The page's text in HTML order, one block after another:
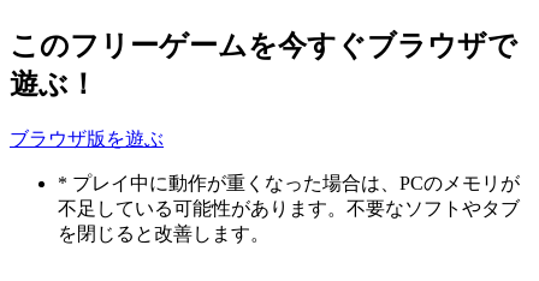
このフリーゲームを今すぐブラウザで
遊ぶ！
ブラウザ版を遊ぶ
* プレイ中に動作が重くなった場合は、PCのメモリが
不足している可能性があります。不要なソフトやタブ
を閉じると改善します。